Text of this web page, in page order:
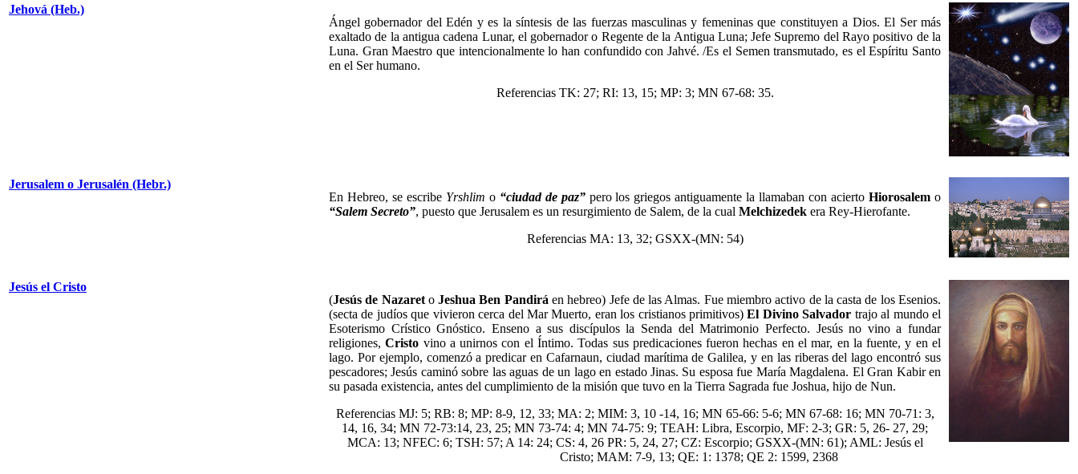
Jehová (Heb.)
Ángel gobernador del Edén y es la síntesis de las fuerzas masculinas y femeninas que constituyen a Dios. El Ser más
exaltado de la antigua cadena Lunar, el gobernador o Regente de la Antigua Luna; Jefe Supremo del Rayo positivo de la
Luna. Gran Maestro que intencionalmente lo han confundido con Jahvé. /Es el Semen transmutado, es el Espíritu Santo
en el Ser humano.
Referencias TK: 27; RI: 13, 15; MP: 3; MN 67-68: 35.
Jerusalem o Jerusalén (Hebr.)
En Hebreo, se escribe Yrshlim o “ciudad de paz”pero los griegos antiguamente la llamaban con aciertoHiorosalem o
“Salem Secreto”, puesto que Jerusalem es un resurgimiento de Salem, de la cual Melchizedek era Rey-Hierofante.
Referencias MA: 13, 32; GSXX-(MN: 54)
Jesús el Cristo
(Jesús de NazaretoJeshua Ben Pandirá en hebreo) Jefe de las Almas. Fue miembro activo de la casta de los Esenios.
(secta de judíos que vivieron cerca del Mar Muerto, eran los cristianos primitivos)El Divino Salvador trajo al mundo el
Esoterismo Crístico Gnóstico. Enseno a sus discípulos la Senda del Matrimonio Perfecto. Jesús no vino a fundar
religiones,Cristo vino a unirnos con el Íntimo. Todas sus predicaciones fueron hechas en el mar, en la fuente, y en el
lago. Por ejemplo, comenzó a predicar en Cafarnaun, ciudad marítima de Galilea, y en las riberas del lago encontró sus
pescadores; Jesús caminó sobre las aguas de un lago en estado Jinas. Su esposa fue María Magdalena. El Gran Kabir en
su pasada existencia, antes del cumplimiento de la misión que tuvo en la Tierra Sagrada fue Joshua, hijo de Nun.
Referencias MJ: 5; RB: 8; MP: 8-9, 12, 33; MA: 2; MIM: 3, 10 -14, 16; MN 65-66: 5-6; MN 67-68: 16; MN 70-71: 3,
14, 16, 34; MN 72-73:14, 23, 25; MN 73-74: 4; MN 74-75: 9; TEAH: Libra, Escorpio, MF: 2-3; GR: 5, 26- 27, 29;
MCA: 13; NFEC: 6; TSH: 57; A 14: 24; CS: 4, 26 PR: 5, 24, 27; CZ: Escorpio; GSXX-(MN: 61); AML: Jesús el
Cristo; MAM: 7-9, 13; QE: 1: 1378; QE 2: 1599, 2368